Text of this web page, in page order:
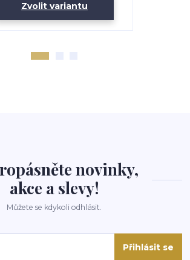
Zvolit variantu
novinky,
akce a slevy!
Můžete se kdykoli odhlásit.
Přihlásit se